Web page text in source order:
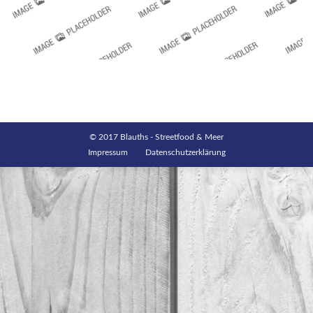
© 2017 Blauths - Streetfood & Meer
Impressum
Datenschutzerklärung